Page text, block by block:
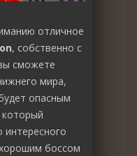
отличное
, собственно с
сможете
мира,
опасным
интересного
боссом